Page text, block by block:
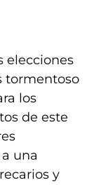
elecciones
tormentoso
los
de este
una
y